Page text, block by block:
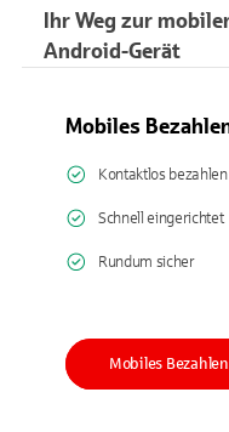
Ihr Weg zur
Android-Gerät
Mobiles
Kontaktlos
Schnell eingerichtet
Rundum sicher
Mobiles